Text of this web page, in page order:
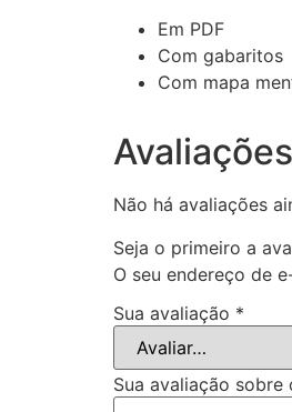
Em PDF
Com gabaritos
Com mapa
Avaliações
Não há avaliações
Seja o primeiro a
O seu endereço de
Sua avaliação *
Sua avaliação sobre